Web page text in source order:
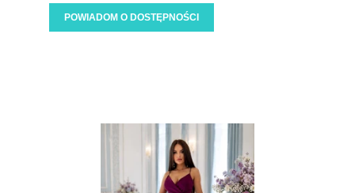
POWIADOM O DOSTĘPNOŚCI